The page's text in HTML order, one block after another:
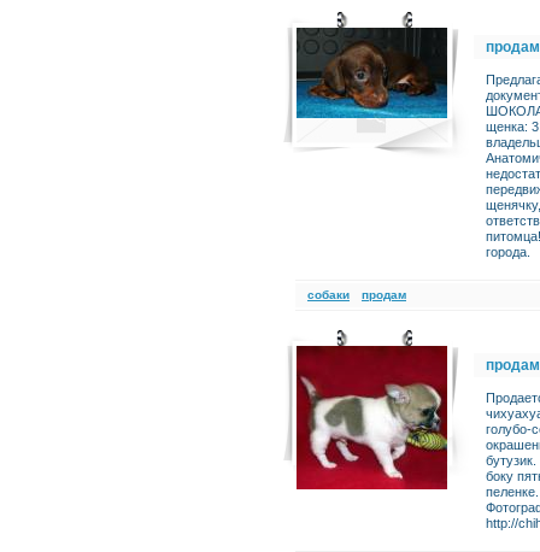
продам
щенка: 3
города.
cобаки продам
продам
голубо-
боку
http://